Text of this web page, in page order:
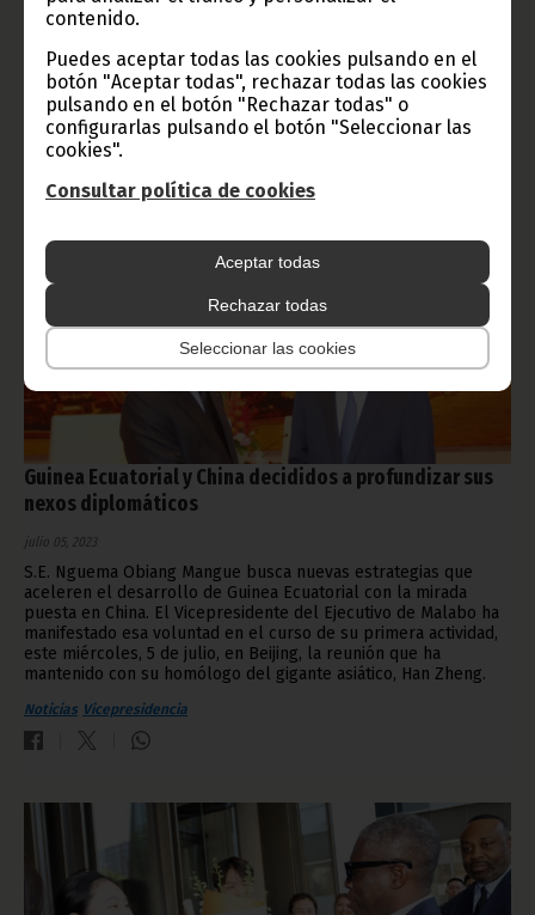
contenido.
Puedes aceptar todas las cookies pulsando en el
botón "Aceptar todas", rechazar todas las cookies
pulsando en el botón "Rechazar todas" o
configurarlas pulsando el botón "Seleccionar las
cookies".
Consultar política de cookies
Aceptar todas
Rechazar todas
Seleccionar las cookies
este miércoles, 5 de julio, S.E. Nguema Obiang Mangue se ha
Trading Corporation Limited, una de las grandes sociedades de
construcción de buques comerciales y de guerra.
Noticias Vicepresidencia
Guinea Ecuatorial y China decididos a profundizar sus
nexos diplomáticos
julio 05, 2023
S.E. Nguema Obiang Mangue busca nuevas estrategias que
aceleren el desarrollo de Guinea Ecuatorial con la mirada
puesta en China. El Vicepresidente del Ejecutivo de Malabo ha
manifestado esa voluntad en el curso de su primera actividad,
este miércoles, 5 de julio, en Beijing, la reunión que ha
mantenido con su homólogo del gigante asiático, Han Zheng.
Noticias Vicepresidencia